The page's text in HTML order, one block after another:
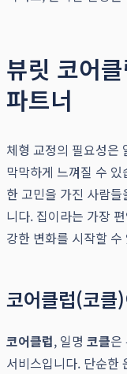
뷰릿 코어
파트너
체형 교정의 필요성은
막막하게 느껴질 수 있
한 고민을 가진 사람
니다. 집이라는 가장
강한 변화를 시작할 수
코어클럽(코클
코어클럽, 일명 코클은
서비스입니다. 단순한